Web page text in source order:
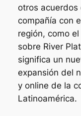
otros acuerdos
compañía con
región, como
sobre River
significa un
expansión del
y online de la
Latinoamérica.